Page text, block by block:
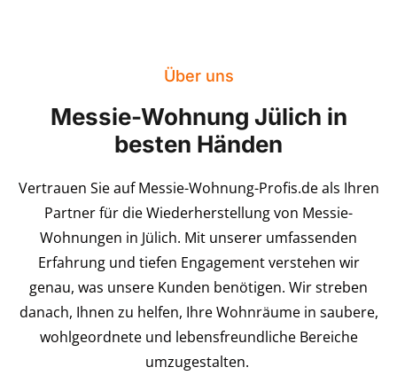
Über uns
Messie-Wohnung Jülich in
besten Händen
Vertrauen Sie auf Messie-Wohnung-Profis.de als Ihren
Partner für die Wiederherstellung von Messie-
Wohnungen in Jülich. Mit unserer umfassenden
Erfahrung und tiefen Engagement verstehen wir
genau, was unsere Kunden benötigen. Wir streben
danach, Ihnen zu helfen, Ihre Wohnräume in saubere,
wohlgeordnete und lebensfreundliche Bereiche
umzugestalten.